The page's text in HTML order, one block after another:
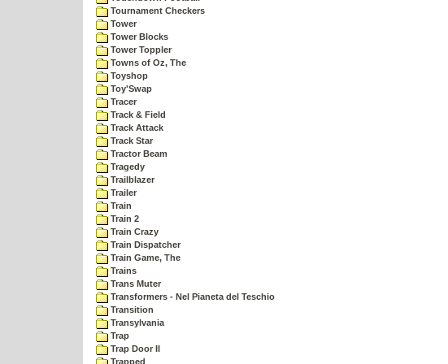
Tournament Checkers
Tower
Tower Blocks
Tower Toppler
Towns of Oz, The
Toyshop
Toy'Swap
Tracer
Track & Field
Track Attack
Track Star
Tractor Beam
Tragedy
Trailblazer
Trailer
Train
Train 2
Train Crazy
Train Dispatcher
Train Game, The
Trains
Trans Muter
Transformers - Nel Pianeta del Teschio
Transition
Transylvania
Trap
Trap Door II
Trapped